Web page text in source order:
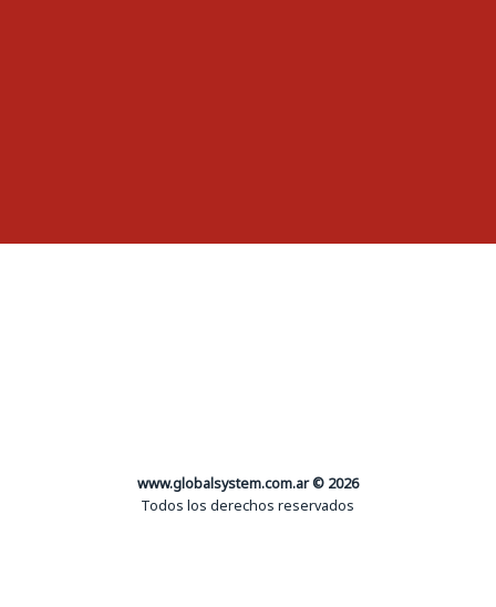
www.globalsystem.com.ar © 2026
Todos los derechos reservados